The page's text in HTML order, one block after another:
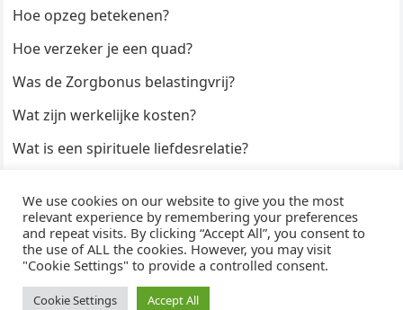
Hoe opzeg betekenen?
Hoe verzeker je een quad?
Was de Zorgbonus belastingvrij?
Wat zijn werkelijke kosten?
Wat is een spirituele liefdesrelatie?
Hoe duur zijn Keukendeurtjes?
© 2026WijzeAntwoorden- Thema doorWPEnjoy· Aangedreven door
WordPress
We use cookies on our website to give you the most
relevant experience by remembering your preferences
and repeat visits. By clicking “Accept All”, you consent to
the use of ALL the cookies. However, you may visit
"Cookie Settings" to provide a controlled consent.
Cookie Settings Accept All